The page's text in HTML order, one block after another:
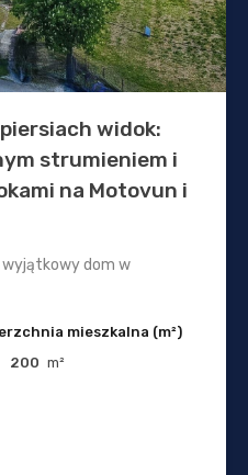
widok:
strumieniem i
na Motovun i
dom w
mieszkalna (m²)
200 m²